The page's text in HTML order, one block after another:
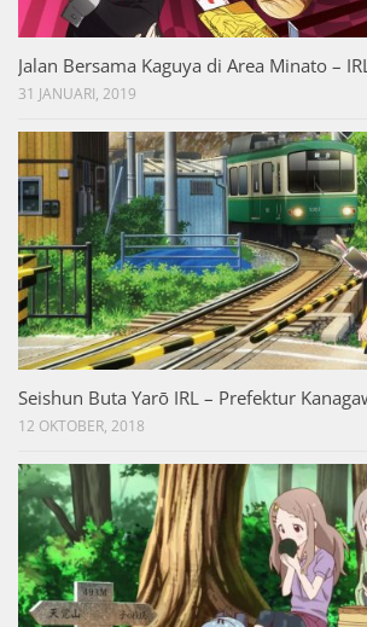
Jalan Bersama Kaguya di Area Minato –
31 JANUARI, 2019
Seishun Buta Yarō IRL – Prefektur
12 OKTOBER, 2018